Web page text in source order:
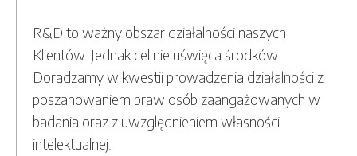
R&D to ważny obszar działalności naszych
Klientów. Jednak cel nie uświęca środków.
Doradzamy w kwestii prowadzenia działalności z
poszanowaniem praw osób zaangażowanych w
badania oraz z uwzględnieniem własności
intelektualnej.